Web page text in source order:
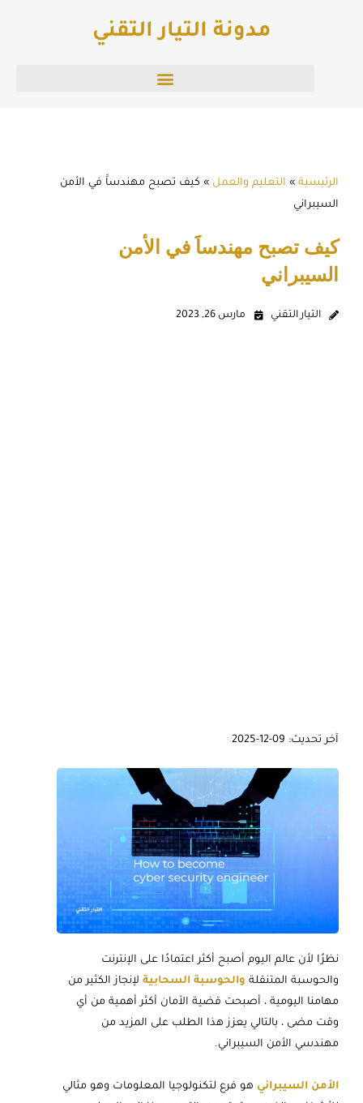
مدونة التيار التقني
الرئيسية » التعليم والعمل » كيف تصبح مهندساََ في الأمن
السيبراني
كيف تصبح مهندساََ في الأمن
السيبراني
التيار التقني مارس 26, 2023
آخر تحديث: 09-12-2025
نظرًا لأن عالم اليوم أصبح أكثر اعتمادًا على الإنترنت
والحوسبة المتنقلة والحوسبة السحابية لإنجاز الكثير من
مهامنا اليومية ، أصبحت قضية الأمان أكثر أهمية من أي
وقت مضى ، بالتالي يعزز هذا الطلب على المزيد من
مهندسي الأمن السيبراني.
الأمن السيبراني هو فرع لتكنولوجيا المعلومات وهو مثالي